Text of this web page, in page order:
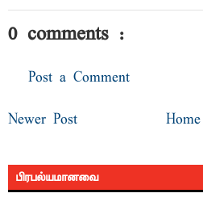
0 comments :
Post a Comment
Newer Post Home
பிரபல்யமானவை